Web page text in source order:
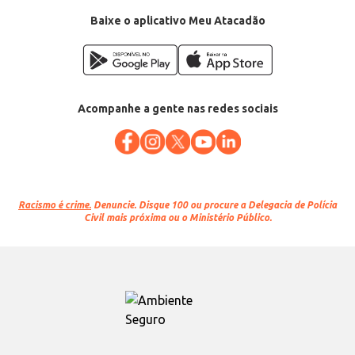
Baixe o aplicativo Meu Atacadão
Acompanhe a gente nas redes sociais
Racismo é crime. Denuncie. Disque 100 ou procure a Delegacia de Polícia
Civil mais próxima ou o Ministério Público.